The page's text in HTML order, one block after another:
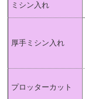
ミシン入れ
厚手ミシン入れ
プロッターカット